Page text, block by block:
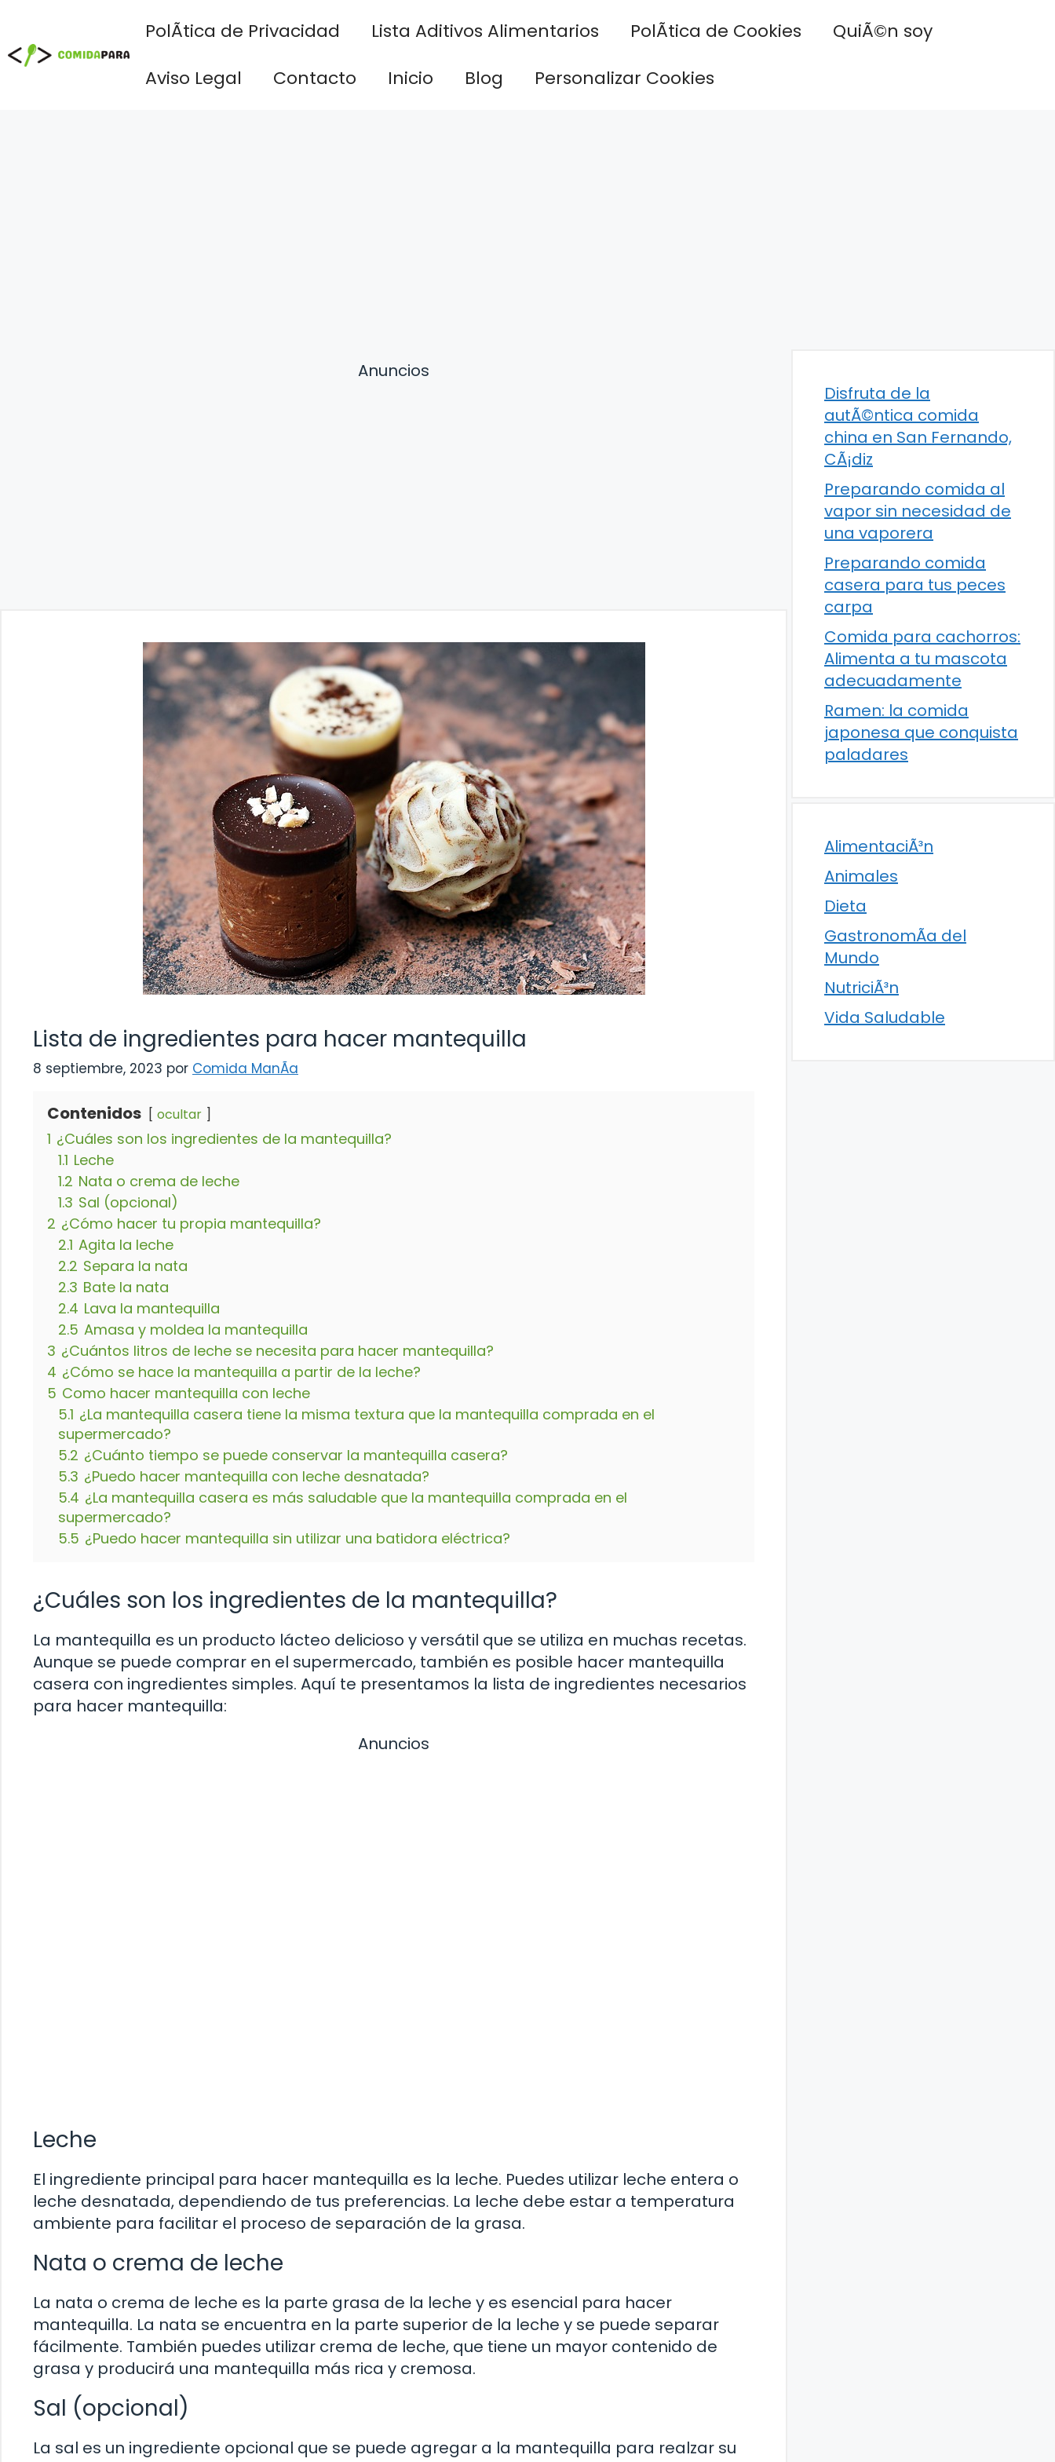
contenido
PolÃ­tica de Privacidad Lista Aditivos Alimentarios PolÃ­tica de Cookies
QuiÃ©n soy
Aviso Legal
Contacto Inicio Blog Personalizar Cookies
Anuncios
Lista de ingredientes para hacer mantequilla
8 septiembre, 2023 por Comida ManÃ­a
Contenidos ocultar
1 ¿Cuáles son los ingredientes de la mantequilla?
1.1 Leche
1.2 Nata o crema de leche
1.3 Sal (opcional)
2 ¿Cómo hacer tu propia mantequilla?
2.1 Agita la leche
2.2 Separa la nata
2.3 Bate la nata
2.4 Lava la mantequilla
2.5 Amasa y moldea la mantequilla
3 ¿Cuántos litros de leche se necesita para hacer mantequilla?
4 ¿Cómo se hace la mantequilla a partir de la leche?
5 Como hacer mantequilla con leche
5.1 ¿La mantequilla casera tiene la misma textura que la mantequilla comprada en el
supermercado?
5.2 ¿Cuánto tiempo se puede conservar la mantequilla casera?
5.3 ¿Puedo hacer mantequilla con leche desnatada?
5.4 ¿La mantequilla casera es más saludable que la mantequilla comprada en el
supermercado?
5.5 ¿Puedo hacer mantequilla sin utilizar una batidora eléctrica?
¿Cuáles son los ingredientes de la mantequilla?
La mantequilla es un producto lácteo delicioso y versátil que se utiliza en muchas recetas.
Aunque se puede comprar en el supermercado, también es posible hacer mantequilla
casera con ingredientes simples. Aquí te presentamos la lista de ingredientes necesarios
para hacer mantequilla:
Anuncios
Leche
El ingrediente principal para hacer mantequilla es la leche. Puedes utilizar leche entera o
leche desnatada, dependiendo de tus preferencias. La leche debe estar a temperatura
ambiente para facilitar el proceso de separación de la grasa.
Nata o crema de leche
La nata o crema de leche es la parte grasa de la leche y es esencial para hacer
mantequilla. La nata se encuentra en la parte superior de la leche y se puede separar
fácilmente. También puedes utilizar crema de leche, que tiene un mayor contenido de
grasa y producirá una mantequilla más rica y cremosa.
Sal (opcional)
La sal es un ingrediente opcional que se puede agregar a la mantequilla para realzar su
Disfruta de la
autÃ©ntica comida
china en San Fernando,
CÃ¡diz
Preparando comida al
vapor sin necesidad de
una vaporera
Preparando comida
casera para tus peces
carpa
Comida para cachorros:
Alimenta a tu mascota
adecuadamente
Ramen: la comida
japonesa que conquista
paladares
AlimentaciÃ³n
Animales
Dieta
GastronomÃ­a del
Mundo
NutriciÃ³n
Vida Saludable